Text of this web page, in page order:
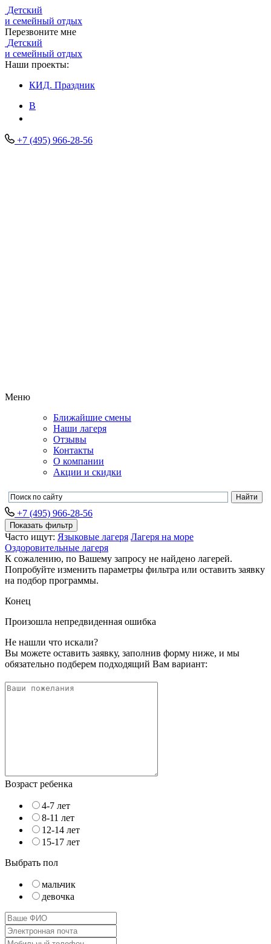
Детский
и семейный отдых
Перезвоните мне
Детский
и семейный отдых
Наши проекты:
КИД. Праздник
В
+7 (495) 966-28-56
Меню
Ближайшие смены
Наши лагеря
Отзывы
Контакты
О компании
Акции и скидки
+7 (495) 966-28-56
Показать фильтр
Часто ищут: Языковые лагеря Лагеря на море
Оздоровительные лагеря
К сожалению, по Вашему запросу не найдено лагерей.
Попробуйте изменить параметры фильтра или оставить заявку
на подбор программы.
Конец
Произошла непредвиденная ошибка
Не нашли что искали?
Вы можете оставить заявку, заполнив форму ниже, и мы
обязательно подберем подходящий Вам вариант:
Возраст ребенка
4-7 лет
8-11 лет
12-14 лет
15-17 лет
Выбрать пол
мальчик
девочка